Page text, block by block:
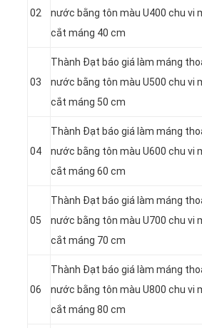
02
nước bằng tôn màu U400 chu vi
cắt máng 40 cm
03
Thành Đạt báo giá làm máng
nước bằng tôn màu U500 chu vi
cắt máng 50 cm
04
Thành Đạt báo giá làm máng
nước bằng tôn màu U600 chu vi
cắt máng 60 cm
05
Thành Đạt báo giá làm máng
nước bằng tôn màu U700 chu vi
cắt máng 70 cm
06
Thành Đạt báo giá làm máng
nước bằng tôn màu U800 chu vi
cắt máng 80 cm